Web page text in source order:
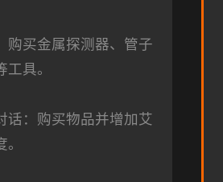
购买金属探测器、管子
具。
话：购买物品并增加艾